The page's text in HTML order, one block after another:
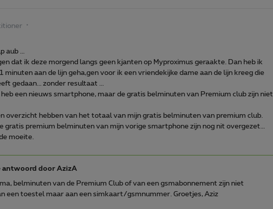
aub ...
dat ik deze morgend langs geen kjanten op Myproximus geraakte. Dan heb ik
minuten aan de lijn geha,gen voor ik een vriendekijke dame aan de lijn kreeg die
gedaan... zonder resultaat ...
heb een nieuws smartphone, maar de gratis belminuten van Premium club zijn niet
overzicht hebben van het totaal van mijn gratis belminuten van premium club.
gratis premium belminuten van mijn vorige smartphone zijn nog nit overgezet...
moeite.
antwoord door AzizA
belminuten van de Premium Club of van een gsmabonnement zijn niet
een toestel maar aan een simkaart/gsmnummer. Groetjes, Aziz